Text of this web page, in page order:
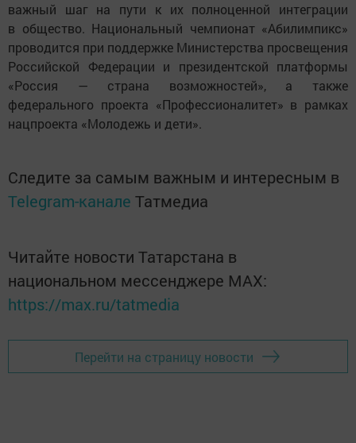
важный шаг на пути к их полноценной интеграции
в общество. Национальный чемпионат «Абилимпикс»
проводится при поддержке Министерства просвещения
Российской Федерации и президентской платформы
«Россия — страна возможностей», а также
федерального проекта «Профессионалитет» в рамках
нацпроекта «Молодежь и дети».
Следите за самым важным и интересным в
Telegram-канале Татмедиа
Читайте новости Татарстана в
национальном мессенджере MАХ:
https://max.ru/tatmedia
Перейти на страницу новости